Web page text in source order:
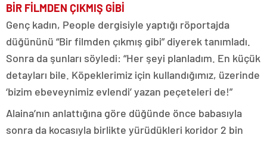
BİR FİLMDEN ÇIKMIŞ GİBİ
Genç kadın, People dergisiyle yaptığı röportajda
düğününü “Bir filmden çıkmış gibi” diyerek tanımladı.
Sonra da şunları söyledi: “Her şeyi planladım. En küçük
detayları bile. Köpeklerimiz için kullandığımız, üzerinde
‘bizim ebeveynimiz evlendi’ yazan peçeteleri de!”
Alaina’nın anlattığına göre düğünde önce babasıyla
sonra da kocasıyla birlikte yürüdükleri koridor 2 bin